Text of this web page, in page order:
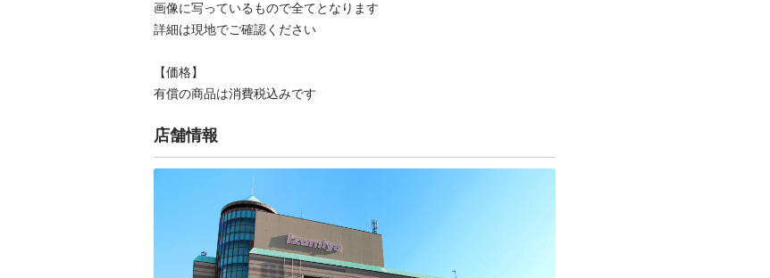
画像に写っているもので全てとなります
詳細は現地でご確認ください
【価格】
有償の商品は消費税込みです
店舗情報